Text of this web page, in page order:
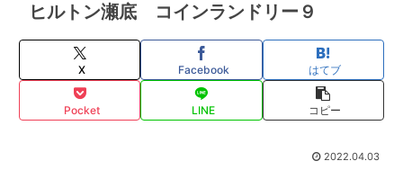
ヒルトン瀬底 コインランドリー９
X Facebook はてブ
Pocket LINE コピー
2022.04.03